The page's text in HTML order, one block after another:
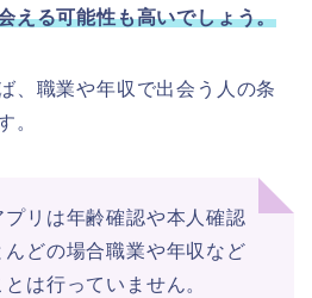
える可能性も高いでしょう。
、職業や年収で出会う人の条
。
リは年齢確認や本人確認
どの場合職業や年収など
は行っていません。